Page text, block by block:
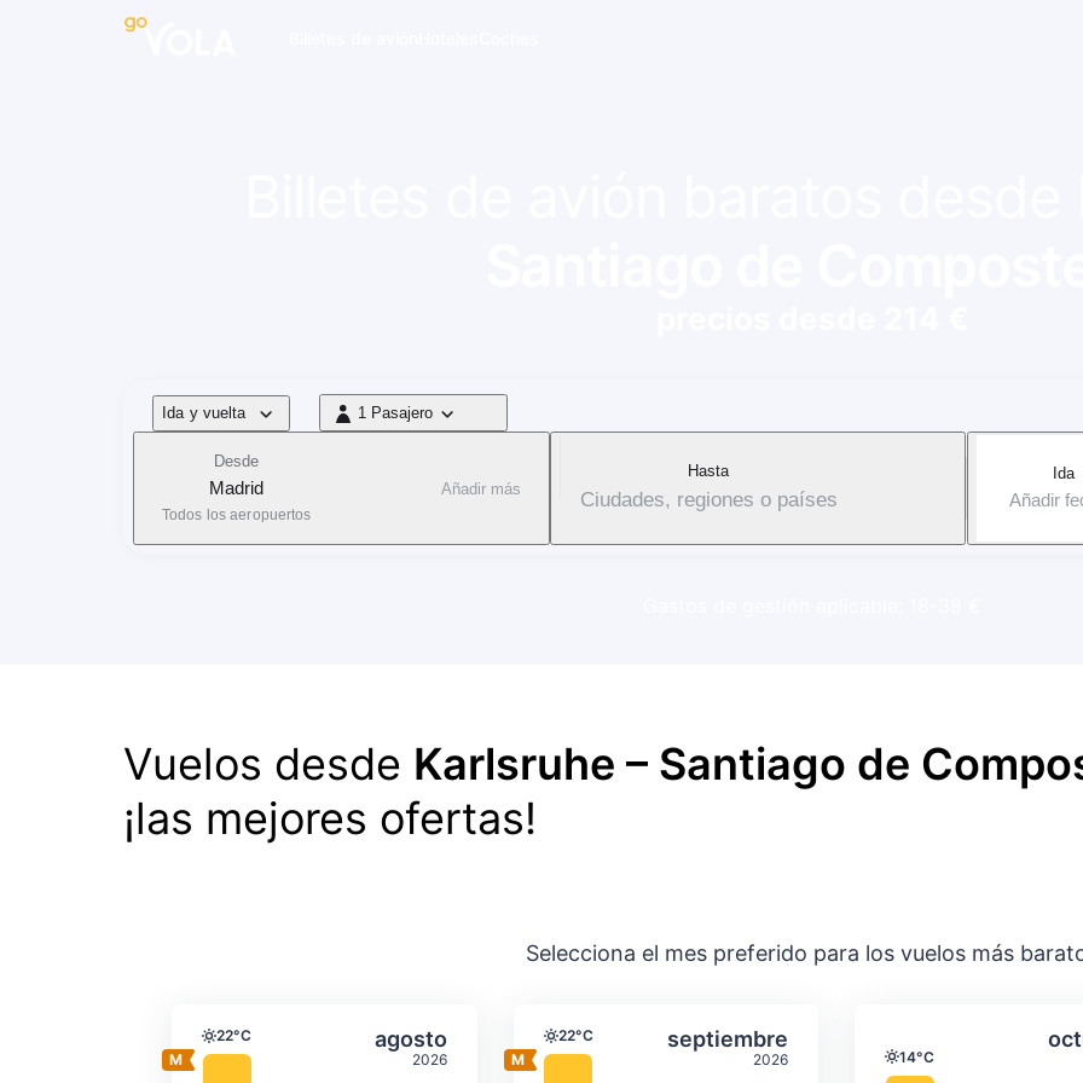
Tipo de vuelo
Ida y vuelta 1 Pasajero
1 Pasajero
Desde
Madrid
Todos los aeropuertos
Añadir más
Hasta
Ciudades, regiones o países
Ida
Añadir
Vuelos desde Karlsruhe – Santiago de
¡las mejores ofertas!
Selecciona el mes preferido para los vuelos más
agosto
2026
Temperatura y precipitación media mensual
Temperatura
22°C Seleccionar agosto septiembre
2026
Temperatura y precipitación media
Temperatura
22°C Seleccionar septiembreTemperatura
Temperatura
14°C